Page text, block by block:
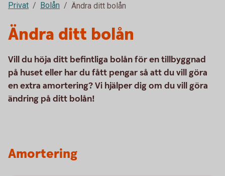
Privat Bolån Ändra ditt bolån
Ändra ditt bolån
Vill du höja ditt befintliga bolån för en tillbyggnad
på huset eller har du fått pengar så att du vill göra
en extra amortering? Vi hjälper dig om du vill göra
ändring på ditt bolån!
Amortering